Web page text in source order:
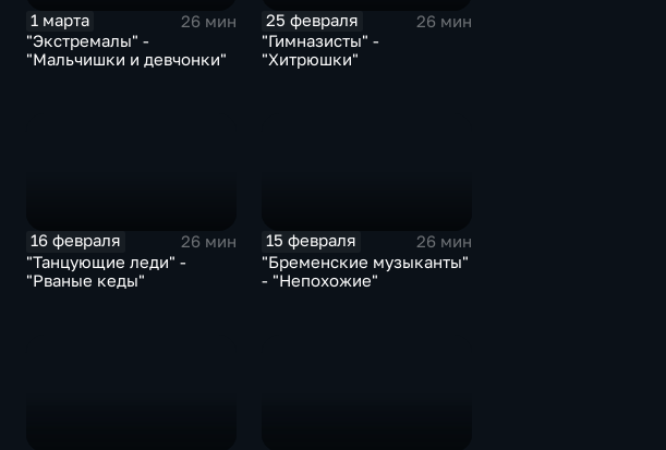
1 марта
26 мин
"Экстремалы" -
"Мальчишки и девчонки"
25 февраля
26 мин
"Гимназисты" -
"Хитрюшки"
16 февраля
26 мин
"Танцующие леди" -
"Рваные кеды"
15 февраля
26 мин
"Бременские музыканты"
- "Непохожие"